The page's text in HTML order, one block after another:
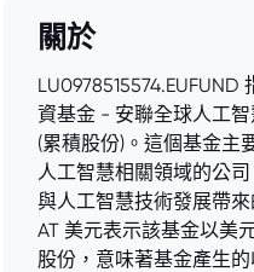
關於
LU0978515574.EUFUND
資基金 - 安聯全球人工
(累積股份)。這個基金主
人工智慧相關領域的公
與人工智慧技術發展帶
AT 美元表示該基金以美
股份，意味著基金產生